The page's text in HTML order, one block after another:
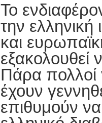
Το
την ελληνική
και
εξακολουθεί
Πάρα
έχουν
επιθυμούν